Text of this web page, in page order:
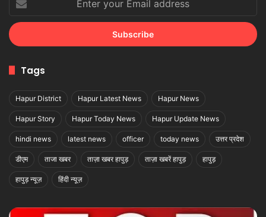
your
Email
address
Tags
Hapur District Hapur Latest News Hapur News
Hapur Story Hapur Today News Hapur Update News
hindi news latest news officer today news उत्तर प्रदेश
डीएम ताजा खबर ताज़ा खबर हापुड़ ताज़ा खबरें हापुड़ हापुड़
हापुड़ न्यूज़ हिंदी न्यूज़